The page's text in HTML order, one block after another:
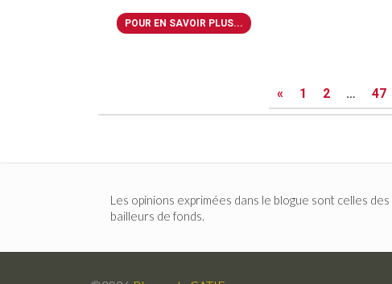
POUR EN SAVOIR PLUS...
pagination
« 1 2 … 47
Les opinions exprimées dans le blogue sont celles
bailleurs de fonds.